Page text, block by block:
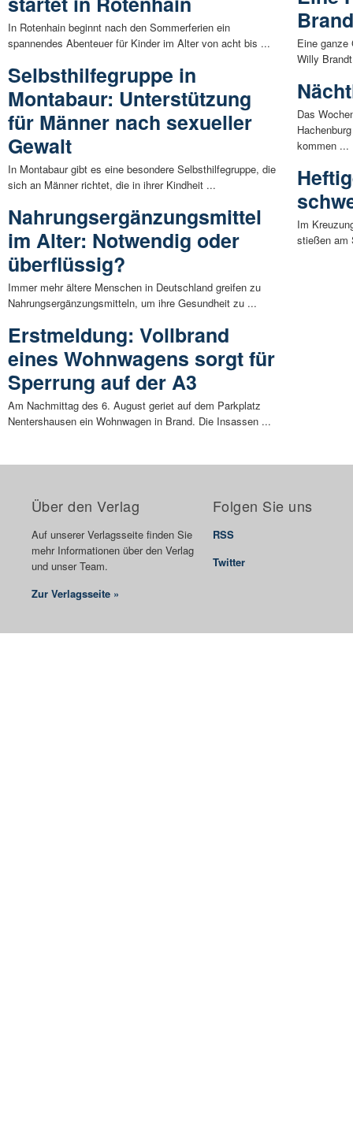
In Rotenhain beginnt nach den Sommerferien ein
spannendes Abenteuer für Kinder im Alter von acht bis ...
Selbsthilfegruppe in
Montabaur: Unterstützung
für Männer nach sexueller
Gewalt
In Montabaur gibt es eine besondere Selbsthilfegruppe, die
sich an Männer richtet, die in ihrer Kindheit ...
Nahrungsergänzungsmittel
im Alter: Notwendig oder
überflüssig?
Immer mehr ältere Menschen in Deutschland greifen zu
Nahrungsergänzungsmitteln, um ihre Gesundheit zu ...
Erstmeldung: Vollbrand
eines Wohnwagens sorgt für
Sperrung auf der A3
Am Nachmittag des 6. August geriet auf dem Parkplatz
Nentershausen ein Wohnwagen in Brand. Die Insassen ...
Eine ganze
Willy
Das
kommen ...
Im
stießen am
Über den Verlag
Auf unserer Verlagsseite finden Sie
mehr Informationen über den Verlag
und unser Team.
Zur Verlagsseite »
Folgen Sie uns
RSS
Twitter